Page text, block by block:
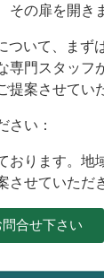
の扉を開き
ついて、まず
専門スタッフ
案させてい
さい：
おります。地
せていただ
問合せ下さい